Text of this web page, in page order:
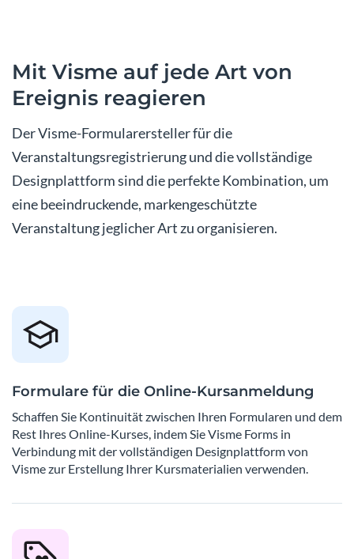
Mit Visme auf jede Art von
Ereignis reagieren
Der Visme-Formularersteller für die
Veranstaltungsregistrierung und die vollständige
Designplattform sind die perfekte Kombination, um
eine beeindruckende, markengeschützte
Veranstaltung jeglicher Art zu organisieren.
Formulare für die Online-Kursanmeldung
Schaffen Sie Kontinuität zwischen Ihren Formularen und dem
Rest Ihres Online-Kurses, indem Sie Visme Forms in
Verbindung mit der vollständigen Designplattform von
Visme zur Erstellung Ihrer Kursmaterialien verwenden.